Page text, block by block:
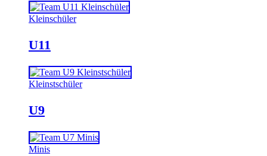
Kleinschüler
U11
Kleinstschüler
U9
Minis